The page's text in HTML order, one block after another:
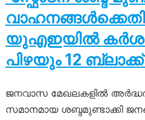
യുഎഇയിൽ കർശന
പിഴയും 12
ജനവാസ മേഖലകളിൽ
സമാനമായ ശബ്ദമുണ്ടാക്കി